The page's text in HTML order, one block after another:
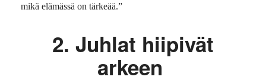
mikä elämässä on tärkeää.”
2. Juhlat hiipivät
arkeen